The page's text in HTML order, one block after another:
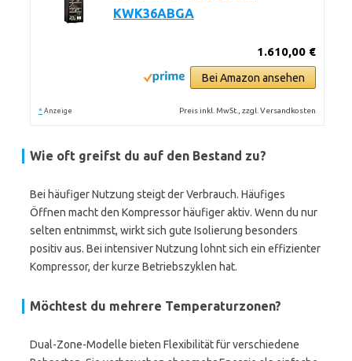
KWK36ABGA
1.610,00 €
Bei Amazon ansehen
* Anzeige Preis inkl. MwSt., zzgl. Versandkosten
Wie oft greifst du auf den Bestand zu?
Bei häufiger Nutzung steigt der Verbrauch. Häufiges
Öffnen macht den Kompressor häufiger aktiv. Wenn du nur
selten entnimmst, wirkt sich gute Isolierung besonders
positiv aus. Bei intensiver Nutzung lohnt sich ein effizienter
Kompressor, der kurze Betriebszyklen hat.
Möchtest du mehrere Temperaturzonen?
Dual-Zone-Modelle bieten Flexibilität für verschiedene